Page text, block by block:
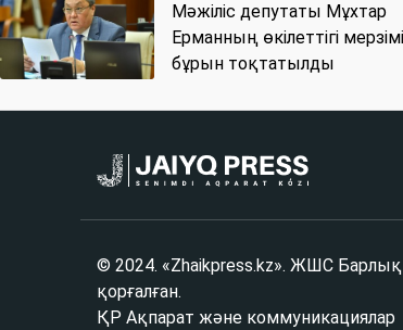
Мәжіліс депутаты Мұхтар
Ерманның өкілеттігі
бұрын тоқтатылды
© 2024. «Zhaikpress.kz». ЖШС
қорғалған.
ҚР Ақпарат және коммуникациялар